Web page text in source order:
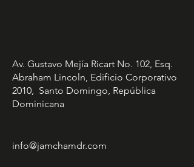
Av. Gustavo Mejía Ricart No. 102, Esq.
Abraham Lincoln, Edificio Corporativo
2010, Santo Domingo, República
Dominicana
info@jamchamdr.com